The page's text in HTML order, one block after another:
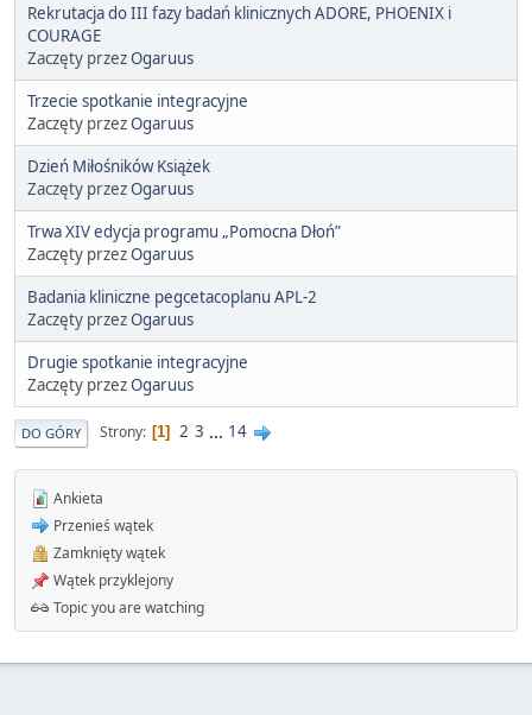
Rekrutacja do III fazy badań klinicznych ADORE, PHOENIX i
COURAGE
Zaczęty przezOgaruus
Trzecie spotkanie integracyjne
Zaczęty przezOgaruus
Dzień Miłośników Książek
Zaczęty przezOgaruus
Trwa XIV edycja programu „Pomocna Dłoń”
Zaczęty przezOgaruus
Badania kliniczne pegcetacoplanu APL-2
Zaczęty przezOgaruus
Drugie spotkanie integracyjne
Zaczęty przezOgaruus
DO GÓRY Strony 1 2 3 ... 14
Ankieta
Przenieś wątek
Zamknięty wątek
Wątek przyklejony
Topic you are watching